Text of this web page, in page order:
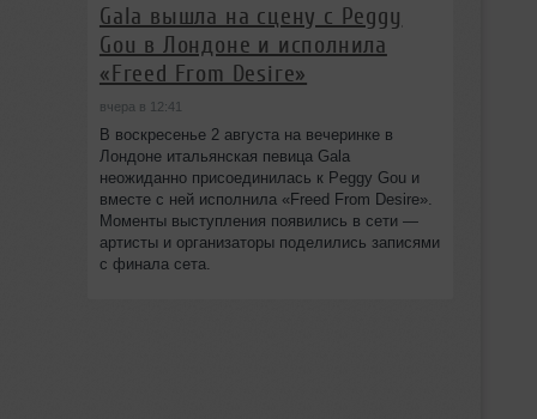
Gala вышла на сцену с Peggy
Gou в Лондоне и исполнила
«Freed From Desire»
вчера в 12:41
В воскресенье 2 августа на вечеринке в
Лондоне итальянская певица Gala
неожиданно присоединилась к Peggy Gou и
вместе с ней исполнила «Freed From Desire».
Моменты выступления появились в сети —
артисты и организаторы поделились записями
с финала сета.